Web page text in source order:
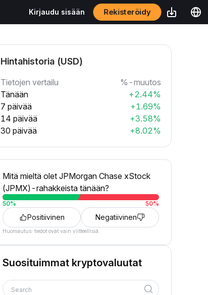
Kirjaudu sisään Rekisteröidy
Hintahistoria (USD)
Tietojen vertailu
%-muutos
Tänään
+2.44%
7 päivää
+1.69%
14 päivää
+3.58%
30 päivää
+8.02%
Mitä mieltä olet JPMorgan Chase xStock
(JPMX)-rahakkeista tänään?
50% 50%
Positiivinen Negatiivinen
Huomautus: tiedot ovat vain viitteellisiä.
Suosituimmat kryptovaluutat
Search